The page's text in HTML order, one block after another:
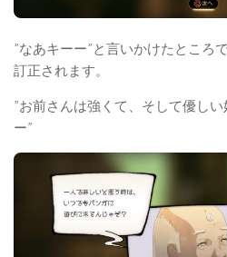
”なあキーー”と言いかけたところ
訂正されます。
”お前さんは強くて、そして優し
ー”